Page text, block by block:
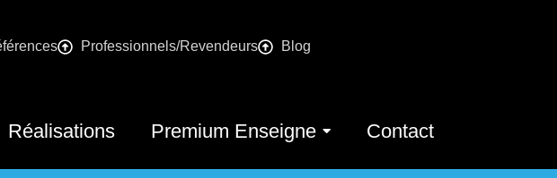
Professionnels/Revendeurs Blog
Réalisations Premium Enseigne Contact